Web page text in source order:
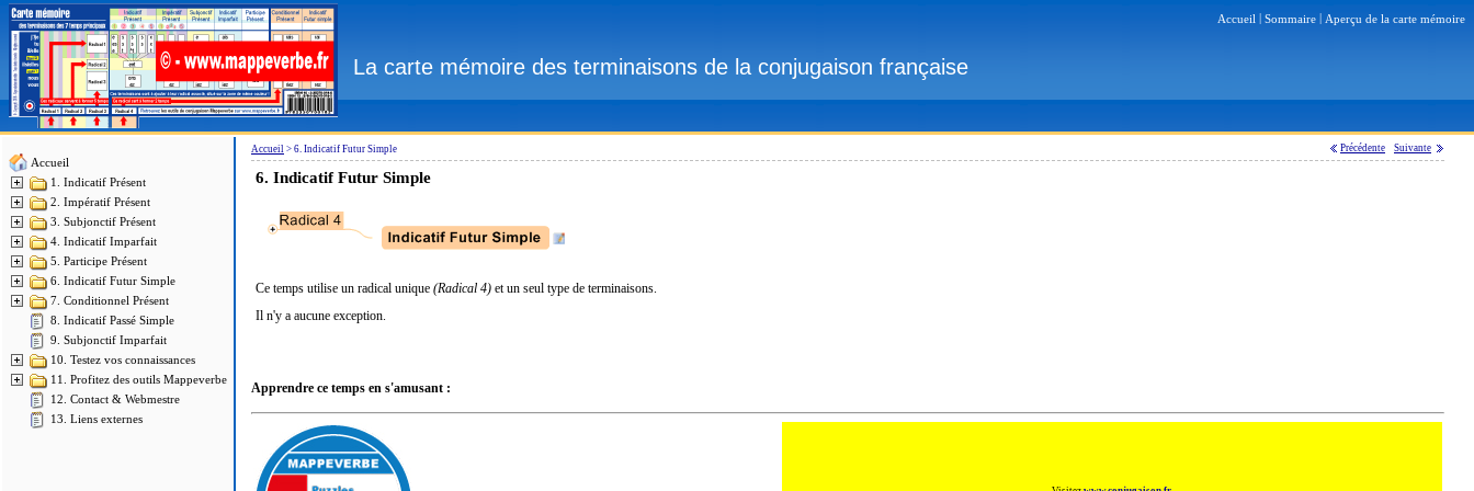
Accueil Sommaire Aperçu de la carte mémoire
La carte mémoire des terminaisons de la conjugaison française
Accueil
1. Indicatif Présent
2. Impératif Présent
3. Subjonctif Présent
4. Indicatif Imparfait
5. Participe Présent
6. Indicatif Futur Simple
7. Conditionnel Présent
8. Indicatif Passé Simple
9. Subjonctif Imparfait
10. Testez vos connaissances
11. Profitez des outils Mappeverbe
12. Contact & Webmestre
13. Liens externes
Accueil > 6. Indicatif Futur Simple Précédente Suivante
6. Indicatif Futur Simple
Ce temps utilise un radical unique (Radical 4)et un seul type de terminaisons.
Il n'y a aucune exception.
Apprendre ce temps en s'amusant :